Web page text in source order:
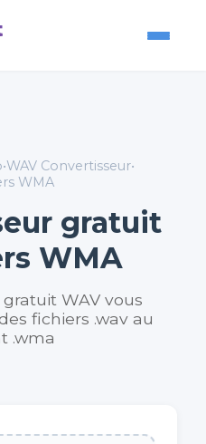
•WAV Convertisseur•
WMA
gratuit
WMA
WAV vous
fichiers .wav au
.wma